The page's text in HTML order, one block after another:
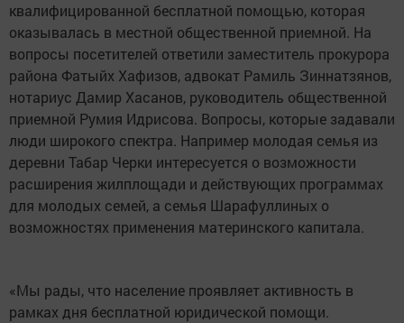
квалифицированной бесплатной помощью, которая
оказывалась в местной общественной приемной. На
вопросы посетителей ответили заместитель прокурора
района Фатыйх Хафизов, адвокат Рамиль Зиннатзянов,
нотариус Дамир Хасанов, руководитель общественной
приемной Румия Идрисова. Вопросы, которые задавали
люди широкого спектра. Например молодая семья из
деревни Табар Черки интересуется о возможности
расширения жилплощади и действующих программах
для молодых семей, а семья Шарафуллиных о
возможностях применения материнского капитала.
«Мы рады, что население проявляет активность в
рамках дня бесплатной юридической помощи.